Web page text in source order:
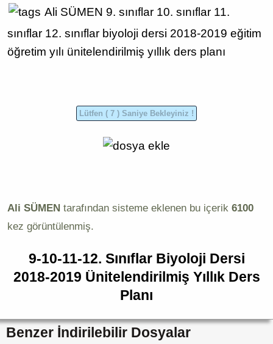
Ali SÜMEN 9. sınıflar 10. sınıflar 11.
sınıflar 12. sınıflar biyoloji dersi 2018-2019 eğitim
öğretim yılı ünitelendirilmiş yıllık ders planı
Ali SÜMEN tarafından sisteme eklenen bu içerik 6100
kez görüntülenmiş.
9-10-11-12. Sınıflar Biyoloji Dersi
2018-2019 Ünitelendirilmiş Yıllık Ders
Planı
Benzer İndirilebilir Dosyalar